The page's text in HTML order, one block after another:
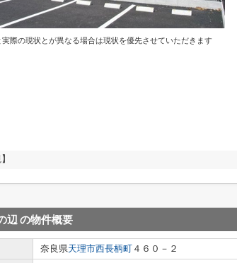
際の現状とが異なる場合は現状を優先させていただきます
辺 の物件概要
奈良県天理市西長柄町 ４６０－２